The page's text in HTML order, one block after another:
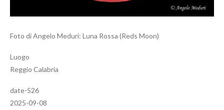
Foto di Angelo Meduri: Luna Rossa (Reds Moon)
Luogo
Reggio Calabria
date-526
2025-09-08